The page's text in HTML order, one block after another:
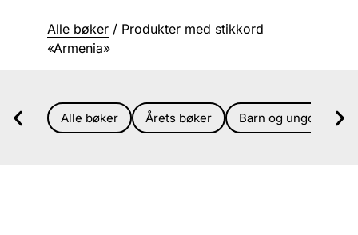
Alle bøker / Produkter med stikkord
«Armenia»
Alle bøker Årets bøker Barn og ungdom